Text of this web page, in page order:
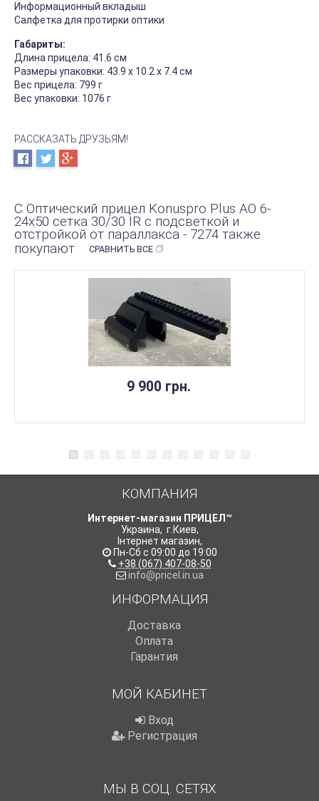
Информационный вкладыш
Салфетка для протирки оптики
Габариты:
Длина прицела: 41.6 см
Размеры упаковки: 43.9 х 10.2 х 7.4 см
Вес прицела: 799 г
Вес упаковки: 1076 г
РАССКАЗАТЬ ДРУЗЬЯМ!
С Оптический прицел Konuspro Plus AO 6-
24x50 сетка 30/30 IR с подсветкой и
отстройкой от параллакса - 7274 также
покупают
СРАВНИТЬ ВСЕ
9 900 грн.
КОМПАНИЯ
Интернет-магазин ПРИЦЕЛ™
Украина, г.Киев,
Інтернет магазин,
Пн-Сб с 09:00 до 19:00
+38 (067) 407-08-50
info@pricel.in.ua
ИНФОРМАЦИЯ
Доставка
Оплата
Гарантия
МОЙ КАБИНЕТ
Вход
Регистрация
МЫ В СОЦ. СЕТЯХ